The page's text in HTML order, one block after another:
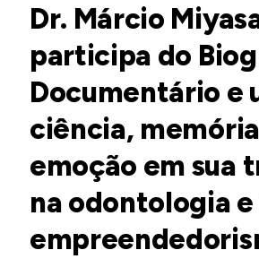
Dr. Márcio
participa do
Documentário e
ciência,
emoção em sua
na odontologia e